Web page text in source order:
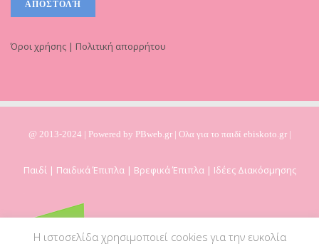
Όροι χρήσης | Πολιτική απορρήτου
@ 2013-2024 | Powered by PBweb.gr | Ολα για το παιδί ebiskoto.gr |
Παιδί | Παιδικά Έπιπλα | Βρεφικά Έπιπλα | Ιδέες Διακόσμησης
Η ιστοσελίδα χρησιμοποιεί cookies για την ευκολία